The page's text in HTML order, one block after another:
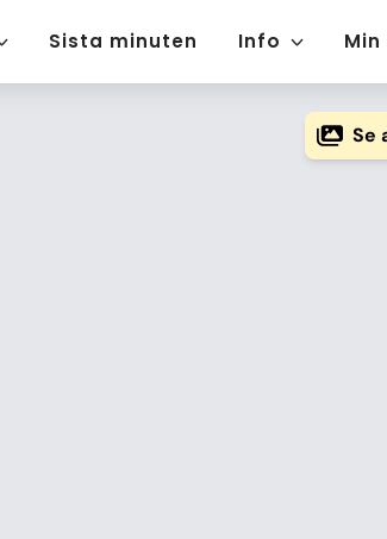
Sista minuten Info Min
Se